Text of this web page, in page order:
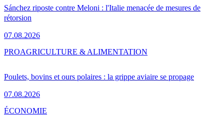
Sánchez riposte contre Meloni : l'Italie menacée de mesures de
rétorsion
07.08.2026
Poulets, bovins et ours polaires : la grippe aviaire se propage
07.08.2026
PROAGRICULTURE & ALIMENTATION
ÉCONOMIE